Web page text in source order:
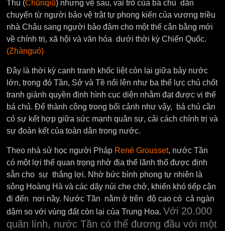
Thu (Chūnqiū) nhưng về sau, vai trò của bá chủ dần
chuyển từ người bảo vệ trật tự phong kiến ​​của vương triều
nhà Châu sang người bảo đảm cho một thế cân bằng mới
về chính trị, xã hội và văn hóa dưới thời kỳ Chiến Quốc.
(Zhànguó)
Đây là thời kỳ cạnh tranh khốc liệt còn lại giữa bảy nước
lớn, trong đó Tần, Sở và Tề nổi lên như ba thế lực chủ chốt
tranh giành quyền định hình cục diện nhằm đạt được vị thế
bá chủ. Để thành công trong bối cảnh như vậy, bá chủ cần
có sự kết hợp giữa sức mạnh quân sự, cải cách chính trị và
sự đoàn kết của toàn dân trong nước.
Theo nhà sử học người Pháp René Grousset, nước Tần
có một lợi thế quan trọng nhờ địa thế lãnh thổ được định
sẵn cho sự thắng lợi. Nhờ bức bình phong tự nhiên là
sông Hoàng Hà và các dãy núi che chở, khiến khó tiếp cận
đi đến nơi nầy. Nước Tần nằm ở trên độ cao có cả ngàn
dậm so với vùng đất còn lại của Trung Hoa. Với 20.000
quân lính, nước Tần có thể đương đầu với một